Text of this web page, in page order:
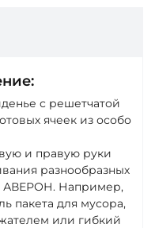
с решетчатой
ячеек из особо
и правую руки
разнообразных
АВЕРОН. Например,
пакета для мусора,
или гибкий